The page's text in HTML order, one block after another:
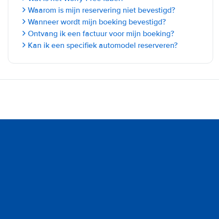
Waarom is mijn reservering niet bevestigd?
Wanneer wordt mijn boeking bevestigd?
Ontvang ik een factuur voor mijn boeking?
Kan ik een specifiek automodel reserveren?